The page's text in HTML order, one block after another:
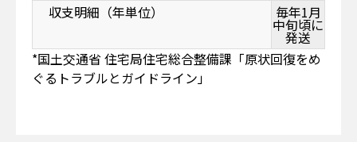
収支明細（年単位）
毎年1月
中旬頃に
発送
*国土交通省 住宅局住宅総合整備課「原状回復をめ
ぐるトラブルとガイドライン」